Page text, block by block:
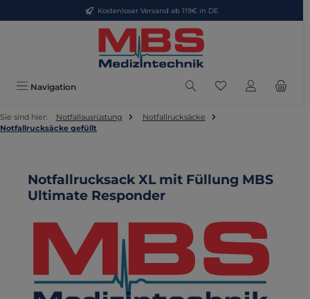
Zum Hauptinhalt springenKostenloser Versand ab 119€ in DE
Navigation Du hast 0
Sie sind hier: Notfallausrüstung
Notfallrucksäcke
Notfallrucksäcke gefüllt
Notfallrucksack XL mit Füllung MBS
Ultimate Responder